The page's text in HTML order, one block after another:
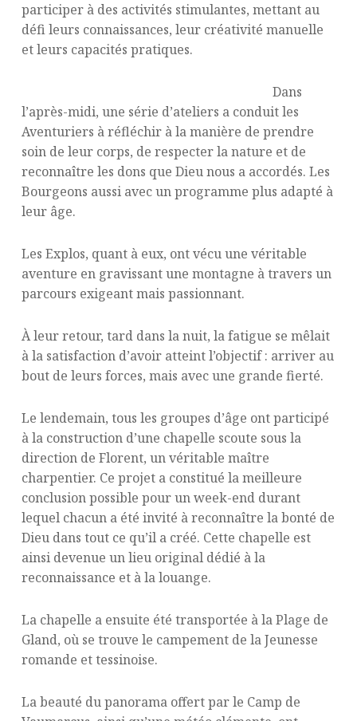
participer à des activités stimulantes, mettant au
défi leurs connaissances, leur créativité manuelle
et leurs capacités pratiques.
Dans
l’après-midi, une série d’ateliers a conduit les
Aventuriers à réfléchir à la manière de prendre
soin de leur corps, de respecter la nature et de
reconnaître les dons que Dieu nous a accordés. Les
Bourgeons aussi avec un programme plus adapté à
leur âge.
Les Explos, quant à eux, ont vécu une véritable
aventure en gravissant une montagne à travers un
parcours exigeant mais passionnant.
À leur retour, tard dans la nuit, la fatigue se mêlait
à la satisfaction d’avoir atteint l’objectif : arriver au
bout de leurs forces, mais avec une grande fierté.
Le lendemain, tous les groupes d’âge ont participé
à la construction d’une chapelle scoute sous la
direction de Florent, un véritable maître
charpentier. Ce projet a constitué la meilleure
conclusion possible pour un week-end durant
lequel chacun a été invité à reconnaître la bonté de
Dieu dans tout ce qu’il a créé. Cette chapelle est
ainsi devenue un lieu original dédié à la
reconnaissance et à la louange.
La chapelle a ensuite été transportée à la Plage de
Gland, où se trouve le campement de la Jeunesse
romande et tessinoise.
La beauté du panorama offert par le Camp de